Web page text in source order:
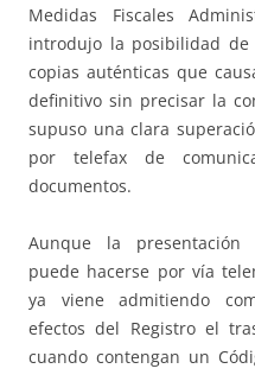
Medidas Fiscales
introdujo la posibilidad
copias auténticas que
definitivo sin precisar la
supuso una clara
por telefax de
documentos.
Aunque la presentación
puede hacerse por vía
ya viene admitiendo
efectos del Registro el
cuando contengan un